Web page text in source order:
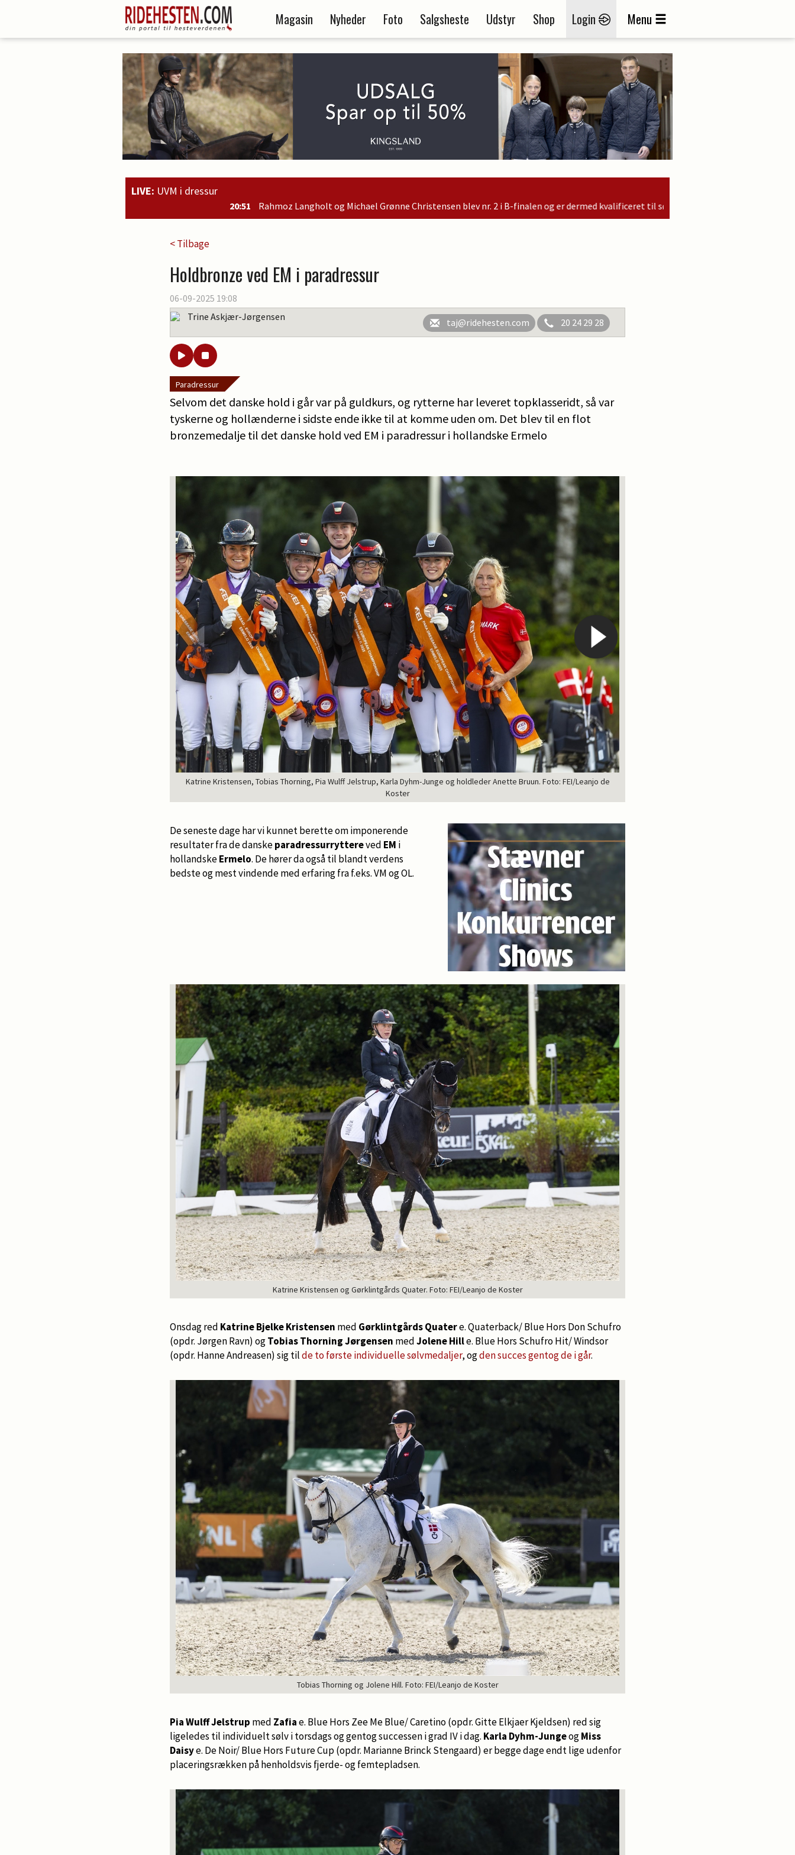
Magasin Nyheder Foto Salgsheste Udstyr Shop Login Menu
LIVE: UVM i dressur
Rahmoz Langholt og Michael Grønne Christensen blev nr. 2 i B-finalen og er dermed kvalificeret til søndagens finale
< Tilbage
Holdbronze ved EM i paradressur
06-09-2025 19:08
Trine Askjær-Jørgensen
taj@ridehesten.com 20 24 29 28
Paradressur
Selvom det danske hold i går var på guldkurs, og rytterne har leveret topklasseridt, så var
tyskerne og hollænderne i sidste ende ikke til at komme uden om. Det blev til en flot
bronzemedalje til det danske hold ved EM i paradressur i hollandske Ermelo
Katrine Kristensen, Tobias Thorning, Pia Wulff Jelstrup, Karla Dyhm-Junge og holdleder Anette Bruun. Foto: FEI/Leanjo de
Koster
De seneste dage har vi kunnet berette om imponerende
resultater fra de danskeparadressurryttereved EM i
hollandskeErmelo. De hører da også til blandt verdens
bedste og mest vindende med erfaring fra f.eks. VM og OL.
Katrine Kristensen og Gørklintgårds Quater. Foto: FEI/Leanjo de Koster
Onsdag red Katrine Bjelke Kristensen med Gørklintgårds Quatere. Quaterback/ Blue Hors Don Schufro
(opdr. Jørgen Ravn) ogTobias Thorning Jørgensen medJolene Hille. Blue Hors Schufro Hit/ Windsor
(opdr. Hanne Andreasen) sig tilde to første individuelle sølvmedaljer, ogden succes gentog de i går.
Tobias Thorning og Jolene Hill. Foto: FEI/Leanjo de Koster
Pia Wulff Jelstrup med Zafiae. Blue Hors Zee Me Blue/ Caretino (opdr. Gitte Elkjaer Kjeldsen) red sig
ligeledes til individuelt sølv i torsdags og gentog successen i grad IV i dag. Karla Dyhm-JungeogMiss
Daisye. De Noir/ Blue Hors Future Cup (opdr. Marianne Brinck Stengaard) er begge dage endt lige udenfor
placeringsrækken på henholdsvis fjerde- og femtepladsen.